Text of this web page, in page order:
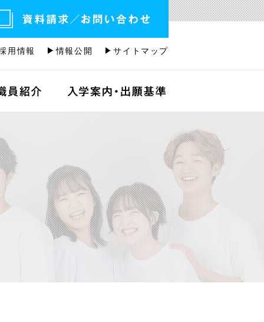
用情報 情報公開 サイトマップ